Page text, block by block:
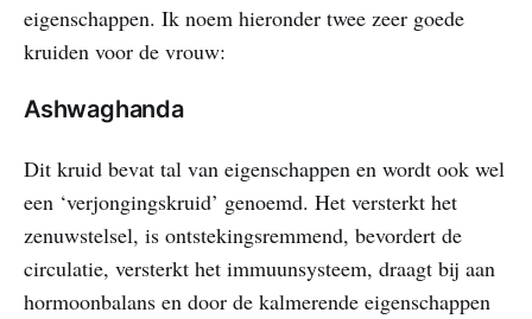
eigenschappen. Ik noem hieronder twee zeer goede
kruiden voor de vrouw:
Ashwaghanda
Dit kruid bevat tal van eigenschappen en wordt ook wel
een ‘verjongingskruid’ genoemd. Het versterkt het
zenuwstelsel, is ontstekingsremmend, bevordert de
circulatie, versterkt het immuunsysteem, draagt bij aan
hormoonbalans en door de kalmerende eigenschappen